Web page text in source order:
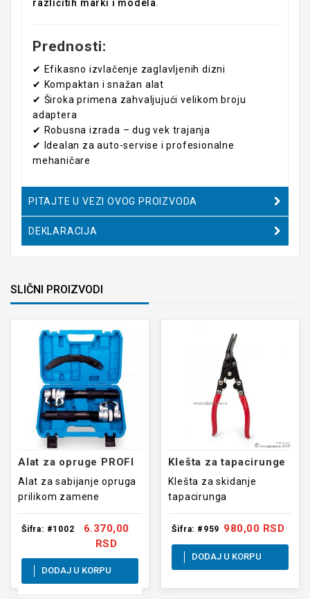
različitih marki i modela
Prednosti:
✔ Efikasno izvlačenje zaglavljenih dizni
✔ Kompaktan i snažan alat
✔ Široka primena zahvaljujući velikom broju
adaptera
✔ Robusna izrada – dug vek trajanja
✔ Idealan za auto-servise i profesionalne
mehaničare
PITAJTE U VEZI OVOG PROIZVODA
DEKLARACIJA
SLIČNI PROIZVODI
Alat za opruge PROFI
Alat za sabijanje opruga
prilikom zamene
amortizera.
Šifra: #1002
6.370,00
RSD
DODAJ U KORPU
Klešta za tapacirunge
Klešta za skidanje
tapacirunga
Šifra: #959 980,00 RSD
DODAJ U KORPU